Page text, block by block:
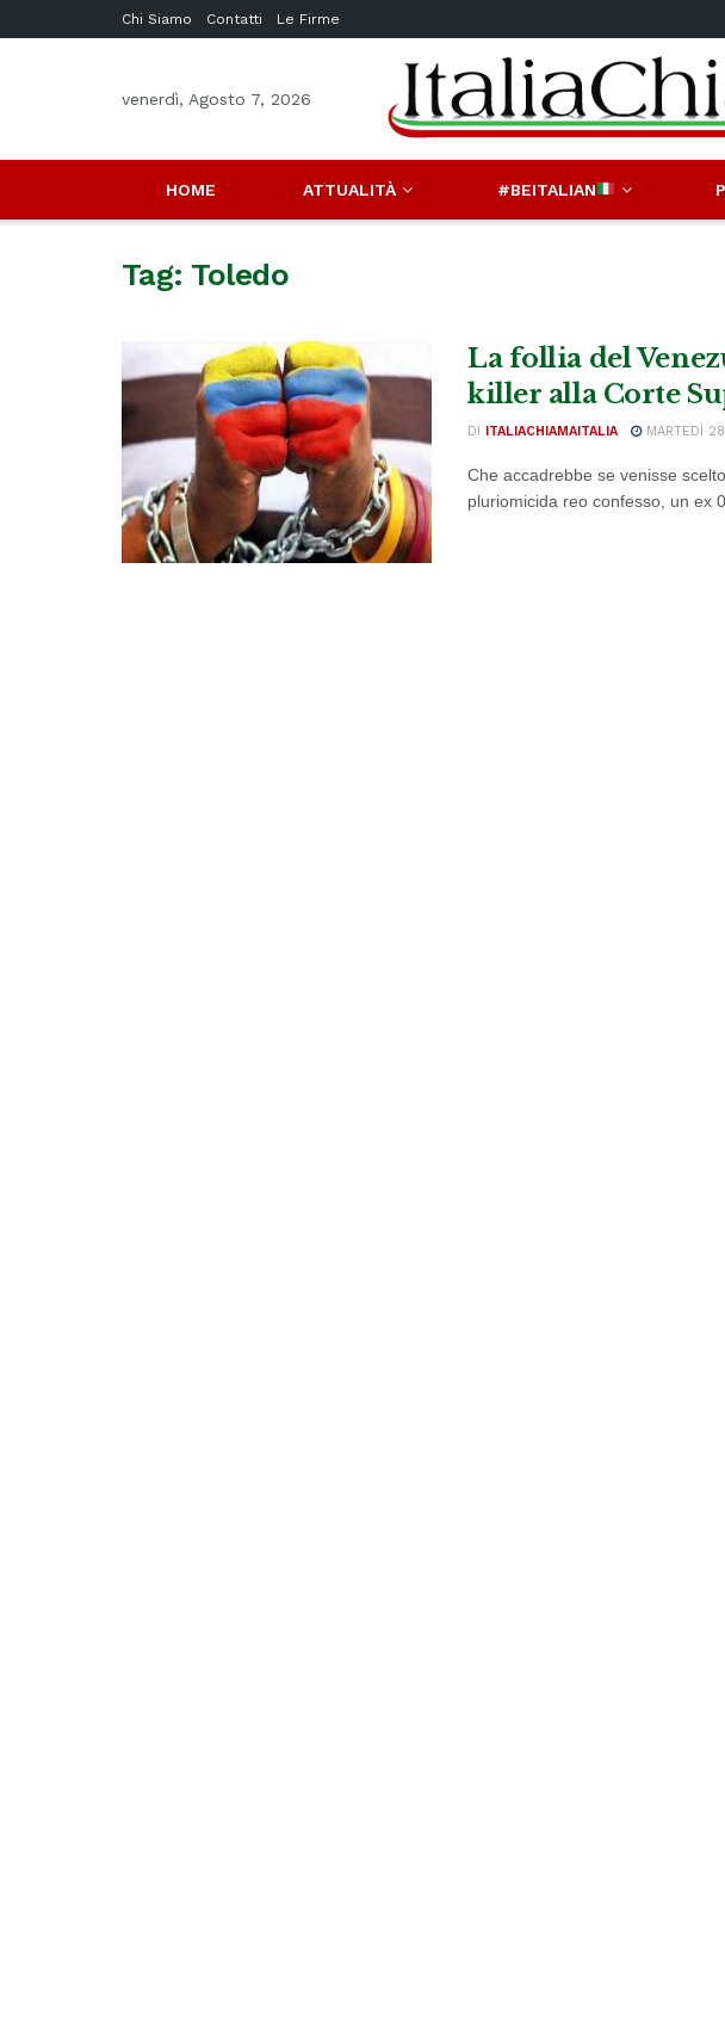
Chi Siamo Contatti Le Firme
venerdì, Agosto 7, 2026
HOME ATTUALITÀ #BEITALIAN
Tag: Toledo
La follia del
killer alla Corte
DI ITALIACHIAMAITALIA MARTEDÌ
Che accadrebbe se venisse
pluriomicida reo confesso, un ex